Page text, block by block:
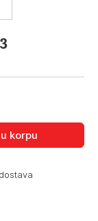
korpu